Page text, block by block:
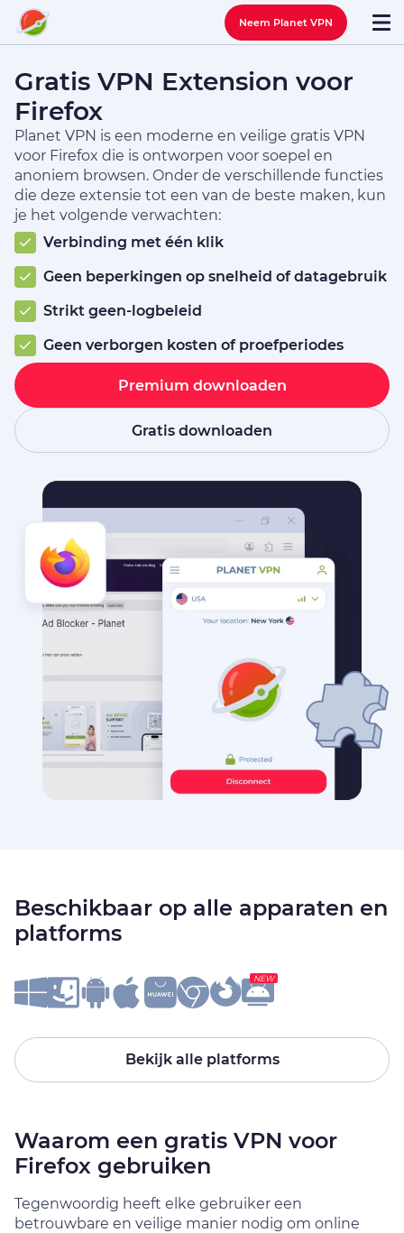
Neem Planet VPN
Gratis VPN Extension voor
Firefox
Planet VPN is een moderne en veilige gratis VPN
voor Firefox die is ontworpen voor soepel en
anoniem browsen. Onder de verschillende functies
die deze extensie tot een van de beste maken, kun
je het volgende verwachten:
Verbinding met één klik
Geen beperkingen op snelheid of datagebruik
Strikt geen-logbeleid
Geen verborgen kosten of proefperiodes
Premium downloaden
Gratis downloaden
Beschikbaar op alle apparaten en
platforms
NEW
Bekijk alle platforms
Waarom een gratis VPN voor
Firefox gebruiken
Tegenwoordig heeft elke gebruiker een
betrouwbare en veilige manier nodig om online